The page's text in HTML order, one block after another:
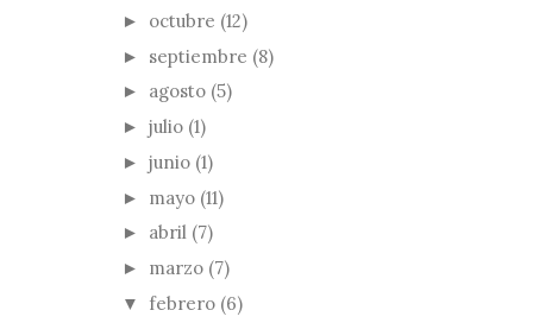
► octubre (12)
► septiembre (8)
► agosto (5)
► julio (1)
► junio (1)
► mayo (11)
► abril (7)
► marzo (7)
▼ febrero (6)